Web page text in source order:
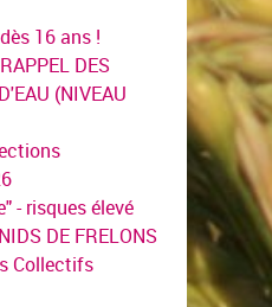
16 ans !
DES
(NIVEAU
- risques élevé
DE FRELONS
Collectifs